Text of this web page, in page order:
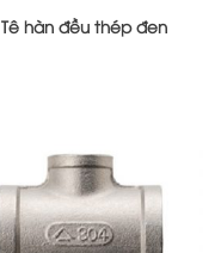
Tê hàn đều thép đen